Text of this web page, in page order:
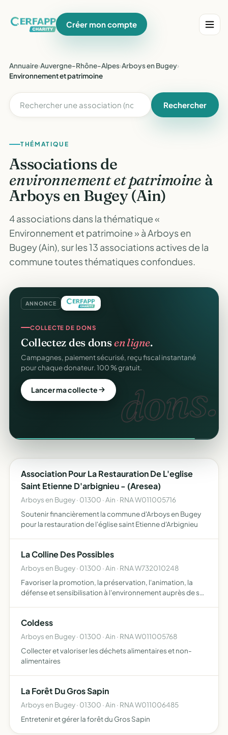
Créer mon compte
Annuaire›Auvergne-Rhône-Alpes›Arboys en Bugey›
Environnement et patrimoine
Rechercher
THÉMATIQUE
Associations de
environnement et patrimoine à
Arboys en Bugey (Ain)
4 associations dans la thématique «
Environnement et patrimoine » à Arboys en
Bugey (Ain), sur les 13 associations actives de la
commune toutes thématiques confondues.
ANNONCE
dons.
COLLECTE DE DONS
Collectez des donsen ligne.
Campagnes, paiement sécurisé, reçu fiscal instantané
pour chaque donateur. 100 % gratuit.
Lancer ma collecte
Association Pour La Restauration De L'eglise
Saint Etienne D'arbignieu - (Aresea)
Arboys en Bugey · 01300 · Ain · RNA W011005716
Soutenir financièrement la commune d'Arboys en Bugey
pour la restauration de l'église saint Etienne d'Arbignieu
La Colline Des Possibles
Arboys en Bugey · 01300 · Ain · RNA W732010248
Favoriser la promotion, la préservation, l'animation, la
défense et sensibilisation à l'environnement auprès de ses
p…
Coldess
Arboys en Bugey · 01300 · Ain · RNA W011005768
Collecter et valoriser les déchets alimentaires et non-
alimentaires
La Forêt Du Gros Sapin
Arboys en Bugey · 01300 · Ain · RNA W011006485
Entretenir et gérer la forêt du Gros Sapin